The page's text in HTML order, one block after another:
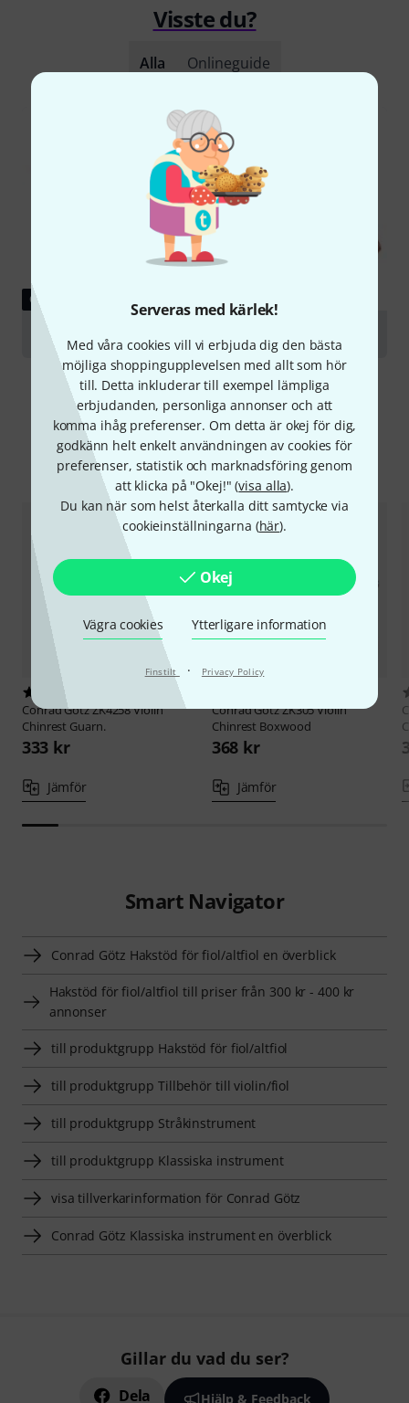
Serveras med kärlek!
Med våra cookies vill vi erbjuda dig den bästa
möjliga shoppingupplevelsen med allt som hör
till. Detta inkluderar till exempel lämpliga
erbjudanden, personliga annonser och att
komma ihåg preferenser. Om detta är okej för dig,
godkänn helt enkelt användningen av cookies för
preferenser, statistik och marknadsföring genom
att klicka på "Okej!" (visa alla).
Du kan när som helst återkalla ditt samtycke via
cookieinställningarna (här).
Okej
Vägra cookies Ytterligare information
Finstilt · Privacy Policy
Visste du?
Alla Onlineguide
GUIDE
Violas
Jämför alternativ
Conrad GötzZK4258 Violin
Chinrest Guarn.
333 kr
Jämför
Conrad GötzZK305 Violin
Chinrest Boxwood
368 kr
Jämför
Smart Navigator
Conrad Götz Hakstöd för fiol/altfiol en överblick
Hakstöd för fiol/altfiol till priser från 300 kr - 400 kr
annonser
till produktgrupp Hakstöd för fiol/altfiol
till produktgrupp Tillbehör till violin/fiol
till produktgrupp Stråkinstrument
till produktgrupp Klassiska instrument
visa tillverkarinformation för Conrad Götz
Conrad Götz Klassiska instrument en överblick
Gillar du vad du ser?
Dela Hjälp & Feedback